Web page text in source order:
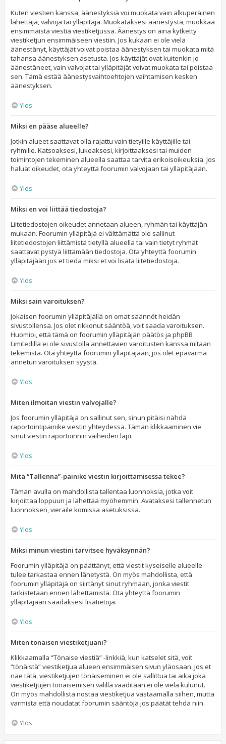
Kuten viestien kanssa, äänestyksiä voi muokata vain alkuperäinen
lähettäjä, valvoja tai ylläpitäjä. Muokataksesi äänestystä, muokkaa
ensimmäistä viestiä viestiketjussa. Äänestys on aina kytketty
viestiketjun ensimmäiseen viestiin. Jos kukaan ei ole vielä
äänestänyt, käyttäjät voivat poistaa äänestyksen tai muokata mitä
tahansa äänestyksen asetusta. Jos käyttäjät ovat kuitenkin jo
äänestäneet, vain valvojat tai ylläpitäjät voivat muokata tai poistaa
sen. Tämä estää äänestysvaihtoehtojen vaihtamisen kesken
äänestyksen.
Ylös
Miksi en pääse alueelle?
Jotkin alueet saattavat olla rajattu vain tietyille käyttäjille tai
ryhmille. Katsoaksesi, lukeaksesi, kirjoittaaksesi tai muiden
toimintojen tekeminen alueella saattaa tarvita erikoisoikeuksia. Jos
haluat oikeudet, ota yhteyttä foorumin valvojaan tai ylläpitäjään.
Ylös
Miksi en voi liittää tiedostoja?
Liitetiedostojen oikeudet annetaan alueen, ryhmän tai käyttäjän
mukaan. Foorumin ylläpitäjä ei välttämättä ole sallinut
liitetiedostojen liittämistä tietyllä alueella tai vain tietyt ryhmät
saattavat pystyä liittämään tiedostoja. Ota yhteyttä foorumin
ylläpitäjään jos et tiedä miksi et voi lisätä liitetiedostoja.
Ylös
Miksi sain varoituksen?
Jokaisen foorumin ylläpitäjällä on omat säännöt heidän
sivustollensa. Jos olet rikkonut sääntöä, voit saada varoituksen.
Huomioi, että tämä on foorumin ylläpitäjän päätös ja phpBB
Limitedillä ei ole sivustolla annettavien varoitusten kanssa mitään
tekemistä. Ota yhteyttä foorumin ylläpitäjään, jos olet epävarma
annetun varoituksen syystä.
Ylös
Miten ilmoitan viestin valvojalle?
Jos foorumin ylläpitäjä on sallinut sen, sinun pitäisi nähdä
raportointipainike viestin yhteydessä. Tämän klikkaaminen vie
sinut viestin raportoinnin vaiheiden läpi.
Ylös
Mitä “Tallenna”-painike viestin kirjoittamisessa tekee?
Tämän avulla on mahdollista tallentaa luonnoksia, jotka voit
kirjoittaa loppuun ja lähettää myöhemmin. Avataksesi tallennetun
luonnoksen, vieraile komissa asetuksissa.
Ylös
Miksi minun viestini tarvitsee hyväksynnän?
Foorumin ylläpitäjä on päättänyt, että viestit kyseiselle alueelle
tulee tarkastaa ennen lähetystä. On myös mahdollista, että
foorumin ylläpitäjä on siirtänyt sinut ryhmään, jonka viestit
tarkistetaan ennen lähettämistä. Ota yhteyttä foorumin
ylläpitäjään saadaksesi lisätietoja.
Ylös
Miten tönäisen viestiketjuani?
Klikkaamalla “Tönaise viestiä” -linkkiä, kun katselet sitä, voit
“tönäistä” viestiketjua alueen ensimmäisen sivun yläosaan. Jos et
näe tätä, viestiketjujen tönäiseminen ei ole sallittua tai aika joka
viestiketjujen tönäisemisen välillä vaaditaan ei ole vielä kulunut.
On myös mahdollista nostaa viestiketjua vastaamalla siihen, mutta
varmista että noudatat foorumin sääntöjä jos päätät tehdä niin.
Ylös